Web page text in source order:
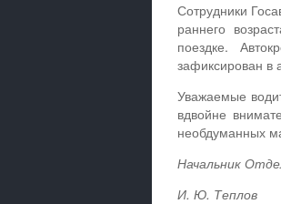
Сотрудники
раннего
поездке.
зафиксирован в
Уважаемые
вдвойне
необдуманных
Начальник
И. Ю.